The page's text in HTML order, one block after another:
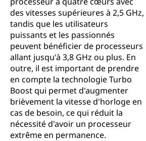
des vitesses supérieures à 2,5 GHz,
tandis que les utilisateurs
puissants et les passionnés
peuvent bénéficier de processeurs
allant jusqu'à 3,8 GHz ou plus. En
outre, il est important de prendre
en compte la technologie Turbo
Boost qui permet d'augmenter
brièvement la vitesse d'horloge en
cas de besoin, ce qui réduit la
nécessité d'avoir un processeur
extrême en permanence.